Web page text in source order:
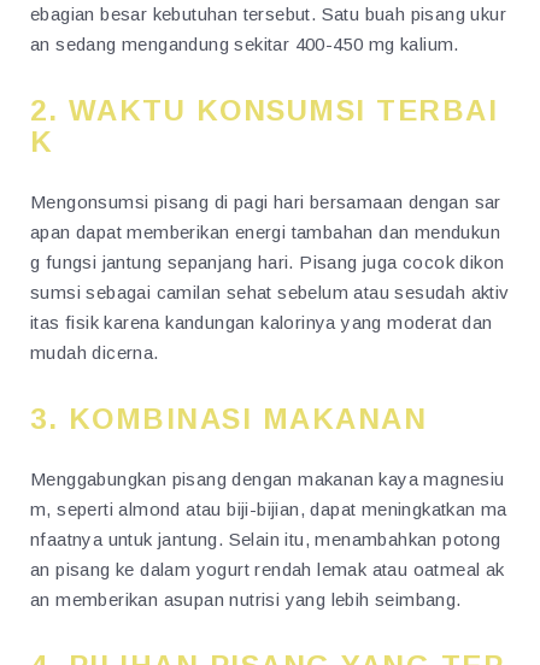
ebagian besar kebutuhan tersebut. Satu buah pisang ukur
an sedang mengandung sekitar 400-450 mg kalium.
2. WAKTU KONSUMSI TERBAI
K
Mengonsumsi pisang di pagi hari bersamaan dengan sar
apan dapat memberikan energi tambahan dan mendukun
g fungsi jantung sepanjang hari. Pisang juga cocok dikon
sumsi sebagai camilan sehat sebelum atau sesudah aktiv
itas fisik karena kandungan kalorinya yang moderat dan
mudah dicerna.
3. KOMBINASI MAKANAN
Menggabungkan pisang dengan makanan kaya magnesiu
m, seperti almond atau biji-bijian, dapat meningkatkan ma
nfaatnya untuk jantung. Selain itu, menambahkan potong
an pisang ke dalam yogurt rendah lemak atau oatmeal ak
an memberikan asupan nutrisi yang lebih seimbang.